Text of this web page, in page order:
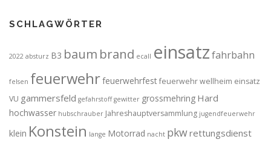
SCHLAGWÖRTER
2022 absturz B3 baum brand ecall einsatzfahrbahn
felsen feuerwehrfeuerwehrfest feuerwehr wellheim einsatz
VU gammersfeld gefahrstoff gewitter grossmehring Hard
hochwasser hubschrauber Jahreshauptversammlung jugendfeuerwehr
klein Konstein lange Motorrad nacht pkwrettungsdienst